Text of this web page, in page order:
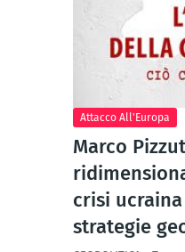
Attacco All'Europa
Marco
crisi
strategie